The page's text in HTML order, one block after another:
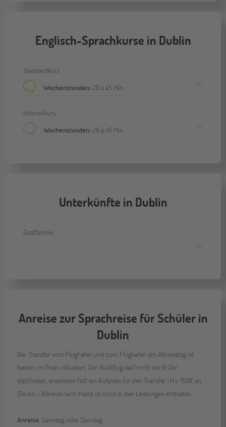
Englisch-Sprachkurse in Dublin
Standardkurs
Wochenstunden: 20 à 45 Min.
Intensivkurs
Wochenstunden: 26 à 45 Min.
Unterkünfte in Dublin
Gastfamilie
Anreise zur Sprachreise für Schüler in
Dublin
Der Transfer vom Flughafen und zum Flughafen am Abreisetag ist
bereits im Preis inkludiert. Der Rückflug darf nicht vor 8 Uhr
stattfinden, ansonsten fällt ein Aufpreis für den Transfer i.H.v. 150€ an.
Die An-/Abreise nach Irland ist nicht in den Leistungen enthalten.
Anreise: Samstag oder Sonntag